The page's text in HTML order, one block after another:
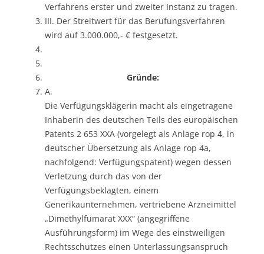
Verfahrens erster und zweiter Instanz zu tragen.
III. Der Streitwert für das Berufungsverfahren
wird auf 3.000.000,- € festgesetzt.
Gründe:
A.
Die Verfügungsklägerin macht als eingetragene
Inhaberin des deutschen Teils des europäischen
Patents 2 653 XXA (vorgelegt als Anlage rop 4, in
deutscher Übersetzung als Anlage rop 4a,
nachfolgend: Verfügungspatent) wegen dessen
Verletzung durch das von der
Verfügungsbeklagten, einem
Generikaunternehmen, vertriebene Arzneimittel
„Dimethylfumarat XXX“ (angegriffene
Ausführungsform) im Wege des einstweiligen
Rechtsschutzes einen Unterlassungsanspruch